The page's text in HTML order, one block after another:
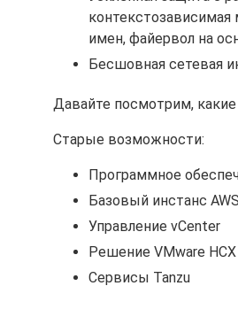
имен, файервол на
Бесшовная сетевая
Давайте посмотрим, какие
Старые возможности:
Программное
Базовый инстанс
Управление vCenter
Решение VMware HCX
Сервисы Tanzu